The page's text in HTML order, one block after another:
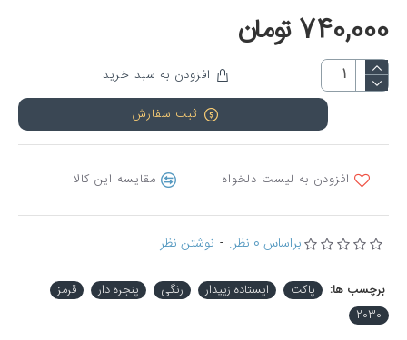
براساس 0 نظر. - نوشتن نظر
740,000 تومان
افزودن به سبد خرید
ثبت سفارش
افزودن به لیست دلخواه مقایسه این کالا
برچسب ها: پاکت ایستاده زیپدار رنگی پنجره دار
قرمز
2030